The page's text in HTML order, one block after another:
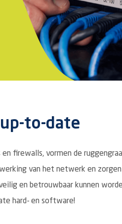
SD-WAN
Security Insight
to-date
en firewalls, vormen de
van het netwerk en zorgen
en betrouwbaar kunnen
hard- en software!